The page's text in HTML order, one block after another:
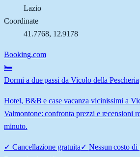
Lazio
Coordinate
41.7768, 12.9178
Booking.com
🛏️
Dormi a due passi da Vicolo della Pescheria
Hotel, B&B e case vacanza vicinissimi a
Valmontone: confronta prezzi e recensioni
minuto.
✓ Cancellazione gratuita✓ Nessun costo di